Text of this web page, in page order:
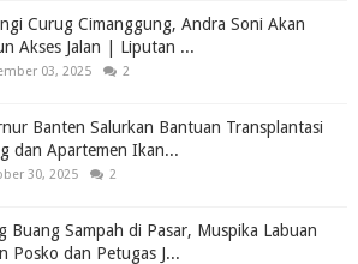
Curug Cimanggung, Andra Soni Akan
Akses Jalan | Liputan ...
03, 2025 2
Banten Salurkan Bantuan Transplantasi
dan Apartemen Ikan...
30, 2025 2
Buang Sampah di Pasar, Muspika Labuan
Posko dan Petugas J...